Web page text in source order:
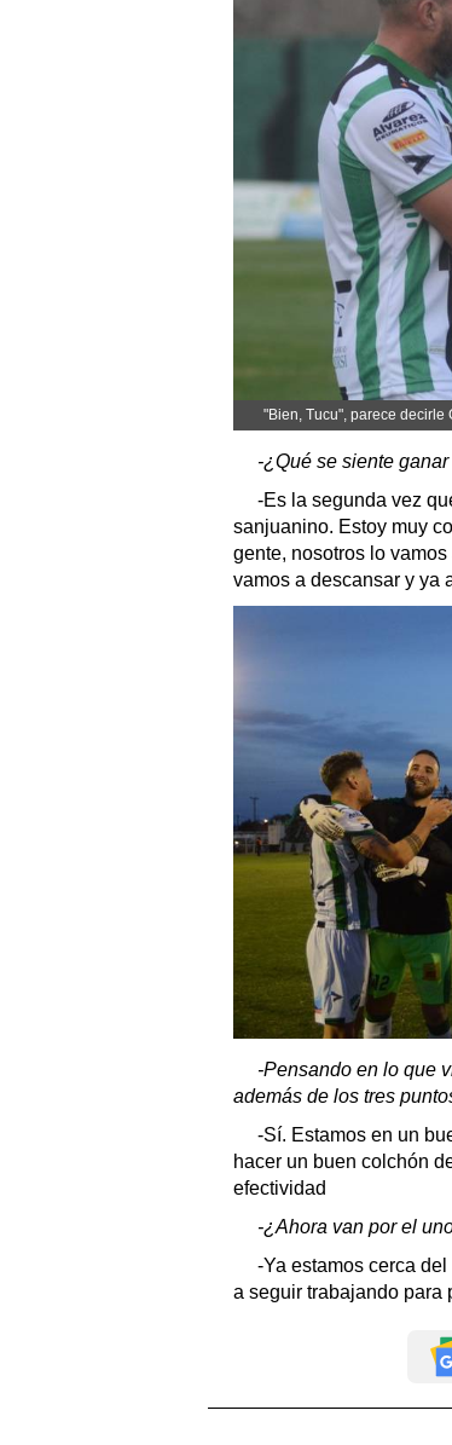
"Bien, Tucu", parece decirle
-¿Qué se siente
-Es la segunda vez
sanjuanino. Estoy muy
gente, nosotros lo
vamos a descansar y ya
-Pensando en lo que
además de los tres
-Sí. Estamos en un
hacer un buen colchón
efectividad
-¿Ahora van por el
-Ya estamos cerca
a seguir trabajando para